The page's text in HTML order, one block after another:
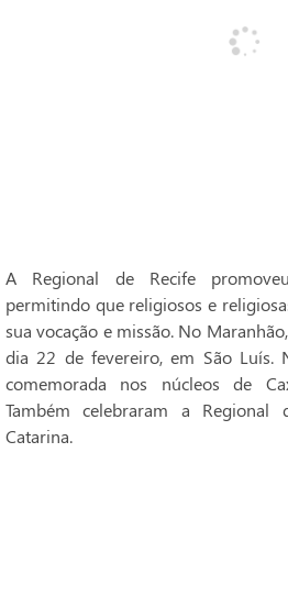
A Regional de Recife
permitindo que religiosos e
sua vocação e missão. No
dia 22 de fevereiro, em São Luís.
comemorada nos núcleos de
Também celebraram a
Catarina.